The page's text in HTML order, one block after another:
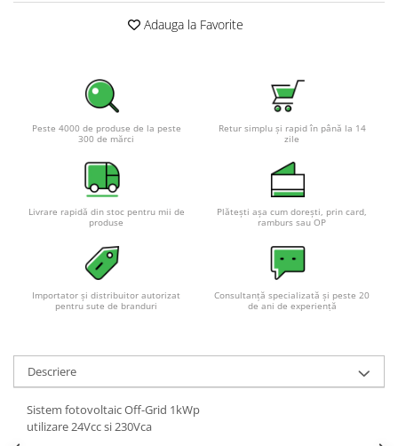
Sisteme de Stocare Comerciale
Sisteme fotovoltaice de putere
mica (rulota/caravan/case de
Sisteme fotovoltaice profesionale
Pachete sisteme fotovoltaice
Statii de incarcare vehicule
Statii de incarcare
Cabluri de incarcare vehicule
Prize de incarcare vehicule
electrice
Accesorii
Turbine eoliene pentru casă
Adauga la Favorite
Peste 4000 de produse de la peste
300 de mărci
Retur simplu și rapid în până la 14
zile
Livrare rapidă din stoc pentru mii de
produse
Plătești așa cum dorești, prin card,
ramburs sau OP
Importator și distribuitor autorizat
pentru sute de branduri
Consultanță specializată și peste 20
de ani de experiență
Descriere
Sistem fotovoltaic Off-Grid 1kWp
utilizare 24Vcc si 230Vca